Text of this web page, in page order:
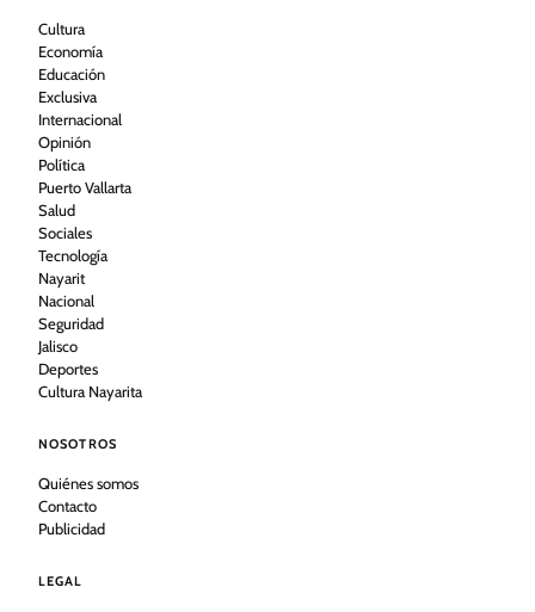
Cultura
Economía
Educación
Exclusiva
Internacional
Opinión
Política
Puerto Vallarta
Salud
Sociales
Tecnología
Nayarit
Nacional
Seguridad
Jalisco
Deportes
Cultura Nayarita
NOSOTROS
Quiénes somos
Contacto
Publicidad
LEGAL